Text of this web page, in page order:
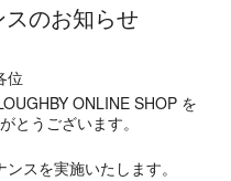
のお知らせ
位
ONLINE SHOP を
とうございます。
スを実施いたします。